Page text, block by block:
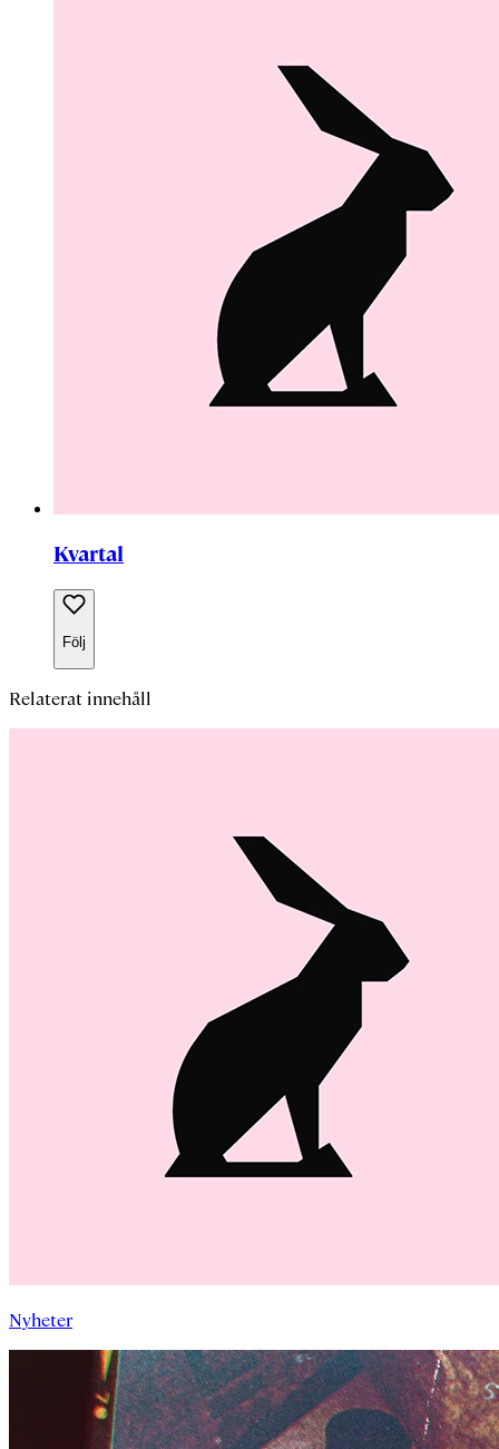
Kvartal
Följ
Relaterat innehåll
Nyheter